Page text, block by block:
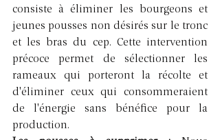
consiste à éliminer les bourgeons et
jeunes pousses non désirés sur le tronc
et les bras du cep. Cette intervention
précoce permet de sélectionner les
rameaux qui porteront la récolte et
d'éliminer ceux qui consommeraient
de l'énergie sans bénéfice pour la
production.